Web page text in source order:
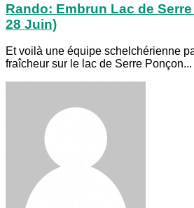
Rando: Embrun Lac de
28 Juin)
Et voilà une équipe schelchérienne
fraîcheur sur le lac de Serre Ponçon...